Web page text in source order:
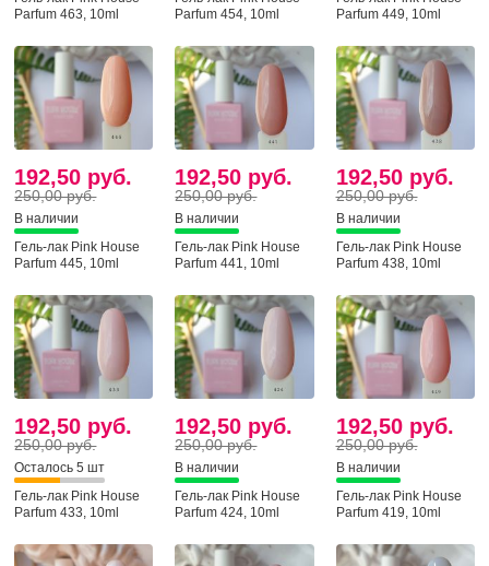
Parfum 463, 10ml
Parfum 454, 10ml
Parfum 449, 10ml
192,50 руб.
250,00 руб.
В наличии
Гель-лак Pink House
Parfum 445, 10ml
192,50 руб.
250,00 руб.
В наличии
Гель-лак Pink House
Parfum 441, 10ml
192,50 руб.
250,00 руб.
В наличии
Гель-лак Pink House
Parfum 438, 10ml
192,50 руб.
250,00 руб.
Осталось 5 шт
Гель-лак Pink House
Parfum 433, 10ml
192,50 руб.
250,00 руб.
В наличии
Гель-лак Pink House
Parfum 424, 10ml
192,50 руб.
250,00 руб.
В наличии
Гель-лак Pink House
Parfum 419, 10ml